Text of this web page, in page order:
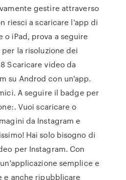
gestire attraverso
riesci a scaricare l'app di
o iPad, prova a seguire
la risoluzione dei
Scaricare video da
su Androd con un'app.
A seguire il badge per
Vuoi scaricare o
da Instagram e
Hai solo bisogno di
per Instagram. Con
semplice e
e anche ripubblicare